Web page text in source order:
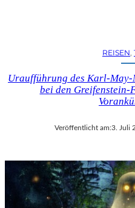
REISEN,
Uraufführung des Karl-May-
bei den Greifenstein-
Veröffentlicht am:3. Juli